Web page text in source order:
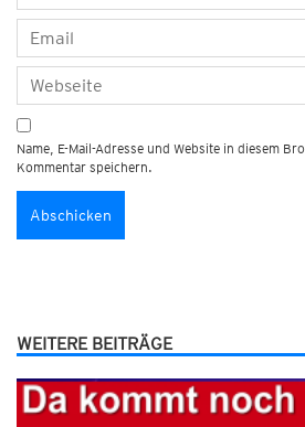
Name, E-Mail-Adresse und Website in diesem
Kommentar speichern.
WEITERE BEITRÄGE